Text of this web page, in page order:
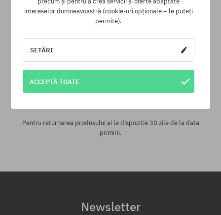
pentru tine!
Pentru returnarea produsului ai la dispoziție 30 zile de la data
primirii.
Newsletter
intereselor dumneavoastră (cookie-uri opționale – le puteți
permite).
SETĂRI
ACCEPTĂ TOATE